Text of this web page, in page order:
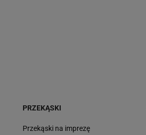
PRZEKĄSKI
Przekąski na imprezę